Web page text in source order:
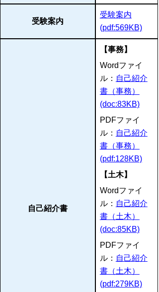
受験案内
受験案内
(pdf:569KB)
自己紹介書
【事務】
Wordファイ
ル： 自己紹介
書（事務）
(doc:83KB)
PDFファイ
ル： 自己紹介
書（事務）
(pdf:128KB)
【土木】
Wordファイ
ル： 自己紹介
書（土木）
(doc:85KB)
PDFファイ
ル： 自己紹介
書（土木）
(pdf:279KB)